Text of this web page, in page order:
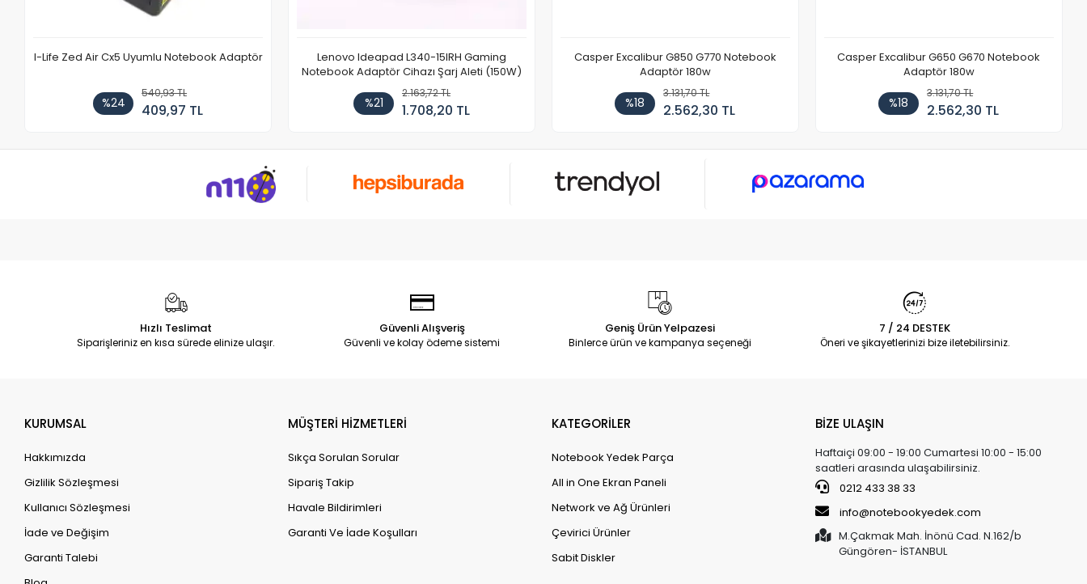
I-Life Zed Air Cx5 Uyumlu Notebook Adaptör
%24
540,93 TL
409,97 TL
Lenovo Ideapad L340-15IRH Gaming
Notebook Adaptör Cihazı Şarj Aleti (150W)
%21
2.163,72 TL
1.708,20 TL
Casper Excalibur G850 G770 Notebook
Adaptör 180w
%18
3.131,70 TL
2.562,30 TL
Casper Excalibur G650 G670 Notebook
Adaptör 180w
%18
3.131,70 TL
2.562,30 TL
Hızlı Teslimat
Siparişleriniz en kısa sürede elinize ulaşır.
Güvenli Alışveriş
Güvenli ve kolay ödeme sistemi
Geniş Ürün Yelpazesi
Binlerce ürün ve kampanya seçeneği
7 / 24 DESTEK
Öneri ve şikayetlerinizi bize iletebilirsiniz.
KURUMSAL
Hakkımızda
Gizlilik Sözleşmesi
Kullanıcı Sözleşmesi
İade ve Değişim
Garanti Talebi
MÜŞTERİ HİZMETLERİ
Sıkça Sorulan Sorular
Sipariş Takip
Havale Bildirimleri
Garanti Ve İade Koşulları
KATEGORİLER
Notebook Yedek Parça
All in One Ekran Paneli
Network ve Ağ Ürünleri
Çevirici Ürünler
Sabit Diskler
BİZE ULAŞIN
Haftaiçi 09:00 - 19:00 Cumartesi 10:00 - 15:00
saatleri arasında ulaşabilirsiniz.
0212 433 38 33
info@notebookyedek.com
M.Çakmak Mah. İnönü Cad. N.162/b
Güngören- İSTANBUL